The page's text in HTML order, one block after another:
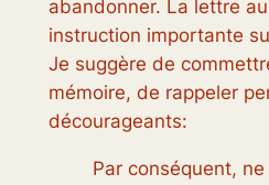
abandonner. La lettre
instruction importante
Je suggère de
mémoire, de rappeler
décourageants:
Par conséquent,